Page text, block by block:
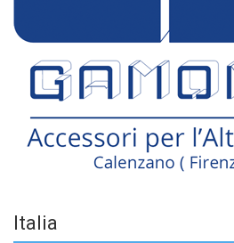
Italia